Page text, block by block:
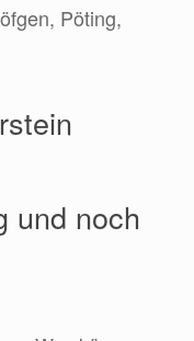
Pöting,
und noch